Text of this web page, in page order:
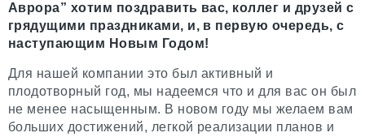
Аврора” хотим поздравить вас, коллег и друзей с
грядущими праздниками, и, в первую очередь, с
наступающим Новым Годом!
Для нашей компании это был активный и
плодотворный год, мы надеемся что и для вас он был
не менее насыщенным. В новом году мы желаем вам
больших достижений, легкой реализации планов и